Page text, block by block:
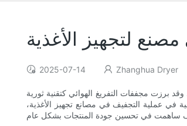
لتجهيز الأغذية
2025-07-14 Zhanghua Dryer
برزت مجففات التفريغ الهوائي كتقنية ثورية
في عملية التجفيف في مصانع تجهيز الأغذية،